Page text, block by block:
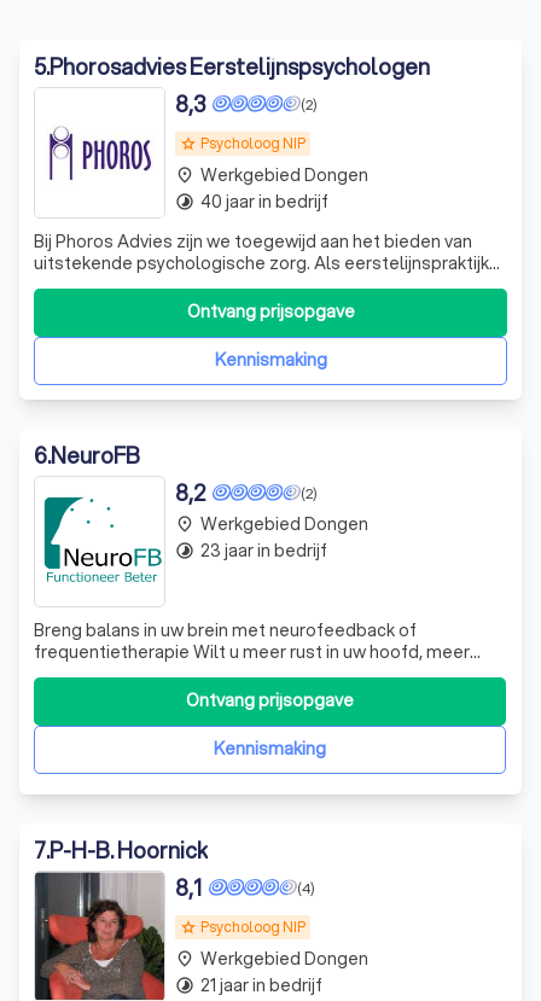
5.Phorosadvies Eerstelijnspsychologen
grade Psycholoog NIP
(2)
8,3
Bij Phoros Advies zijn we toegewijd aan het bieden van
uitstekende psychologische zorg. Als eerstelijnspraktijk
bieden we hulp bij diverse lichte tot matige problemen
zoals angst, depressie, trauma, rouw en
werkgerelateerde problemen. Onze specialisten hebben
ook ervaring in het begeleiden van kanke
Kennismaking
Ontvang prijsopgave
place Werkgebied Dongen
timelapse 40 jaar in bedrijf
6.NeuroFB
(2)
8,2
Breng balans in uw brein met neurofeedback of
frequentietherapie Wilt u meer rust in uw hoofd, meer
concentratie, geen last meer hebben van angst of beter
kunnen slapen? Neurofeedback kan u helpen. Aan de hand
van deze veilige en pijnloze techniek worden uw hersenen
getraind. Neurofeedback is bewez
Kennismaking
Ontvang prijsopgave
place Werkgebied Dongen
timelapse 23 jaar in bedrijf
7.P-H-B. Hoornick
grade Psycholoog NIP
(4)
8,1
place Werkgebied Dongen
timelapse 21 jaar in bedrijf